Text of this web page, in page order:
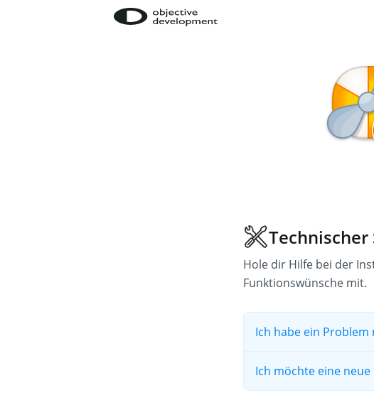
Hole dir Hilfe bei der
Funktionswünsche mit.
Ich habe ein
Ich möchte eine